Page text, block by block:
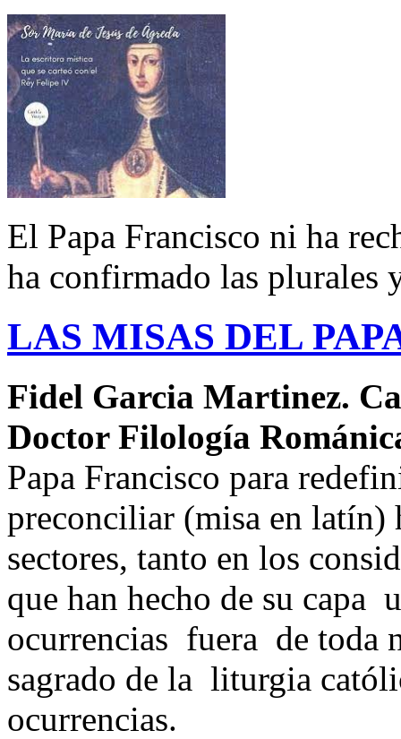
El Papa Francisco ni ha
ha confirmado las plurales
LAS MISAS DEL
Fidel Garcia Martinez.
Doctor Filología
Papa Francisco para
preconciliar (misa en latín)
sectores, tanto en los
que han hecho de su capa
ocurrencias fuera de toda
sagrado de la liturgia
ocurrencias.